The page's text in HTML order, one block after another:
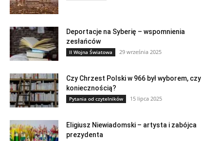
Deportacje na Syberię – wspomnienia
zesłańców
II Wojna Światowa 29 września 2025
Czy Chrzest Polski w 966 był wyborem, czy
koniecznością?
Pytania od czytelników 15 lipca 2025
Eligiusz Niewiadomski – artysta i zabójca
prezydenta